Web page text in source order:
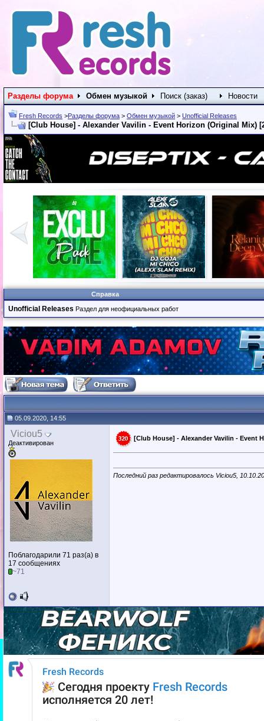
Разделы форума Обмен музыкой Поиск (заказ) Новости
Fresh Records >Разделы форума > Обмен музыкой > Unofficial Releases
[Club House] - Alexander Vavilin - Event Horizon (Original Mix)
Справка
Unofficial Releases Раздел для неофициальных работ
05.09.2020, 14:55
Viciou5
Деактивирован
Поблагодарили 71 раз(а) в
17 сообщениях
~71
[Club House] - Alexander Vavilin - Event
Последний раз редактировалось Viciou5,